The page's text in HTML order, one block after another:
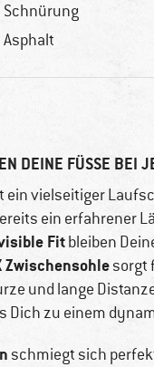
Schnürung
Asphalt
DEINE FÜSSE BEI
ein vielseitiger
ein erfahrener
Fitbleiben
Zwischensohlesorgt
und lange
Dich zu einem
schmiegt sich